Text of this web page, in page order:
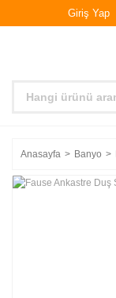
Giriş Yap
Anasayfa Banyo